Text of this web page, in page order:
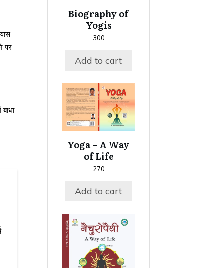
पर
Biography of
Yogis
300
Add to cart
Yoga – A Way
of Life
270
Add to cart